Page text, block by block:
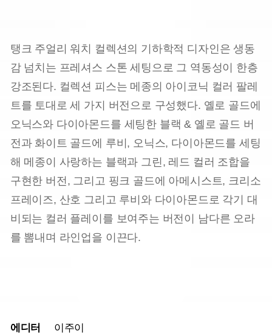
탱크 주얼리 워치 컬렉션의 기하학적 디자인은 생동
감 넘치는 프레셔스 스톤 세팅으로 그 역동성이 한층
강조된다. 컬렉션 피스는 메종의 아이코닉 컬러 팔레
트를 토대로 세 가지 버전으로 구성했다. 옐로 골드에
오닉스와 다이아몬드를 세팅한 블랙 & 옐로 골드 버
전과 화이트 골드에 루비, 오닉스, 다이아몬드를 세팅
해 메종이 사랑하는 블랙과 그린, 레드 컬러 조합을
구현한 버전, 그리고 핑크 골드에 아메시스트, 크리소
프레이즈, 산호 그리고 루비와 다이아몬드로 각기 대
비되는 컬러 플레이를 보여주는 버전이 남다른 오라
를 뽐내며 라인업을 이끈다.
에디터 이주이